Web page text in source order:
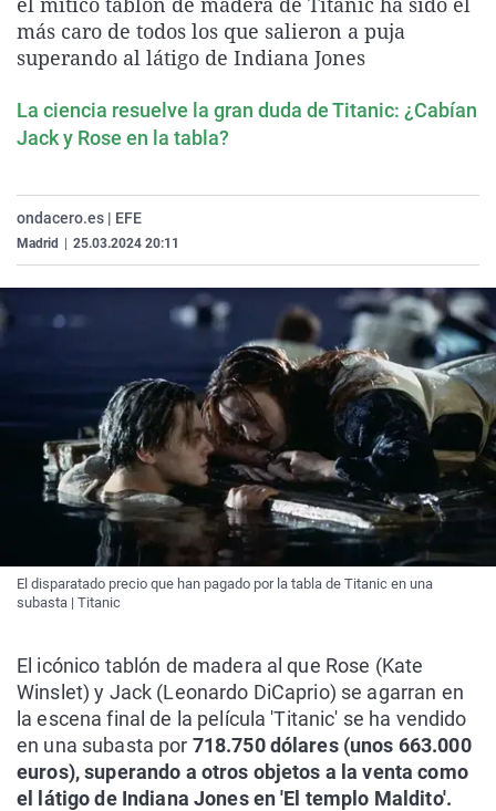
La rosa de los vientos
Gente viajera
Caso
Retornados
Extremadura
Galicia
Virales
Televisión
más caro de todos los que salieron a puja
superando al látigo de Indiana Jones
La ciencia resuelve la gran duda de Titanic: ¿Cabían
Jack y Rose en la tabla?
ondacero.es | EFE
Madrid 25.03.2024 20:11
El disparatado precio que han pagado por la tabla de Titanic en una
subasta | Titanic
El icónico tablón de madera al que Rose (Kate
Winslet) y Jack (Leonardo DiCaprio) se agarran en
la escena final de la película 'Titanic' se ha vendido
en una subasta por 718.750 dólares (unos 663.000
euros), superando a otros objetos a la venta como
el látigo de Indiana Jones en 'El templo Maldito'.